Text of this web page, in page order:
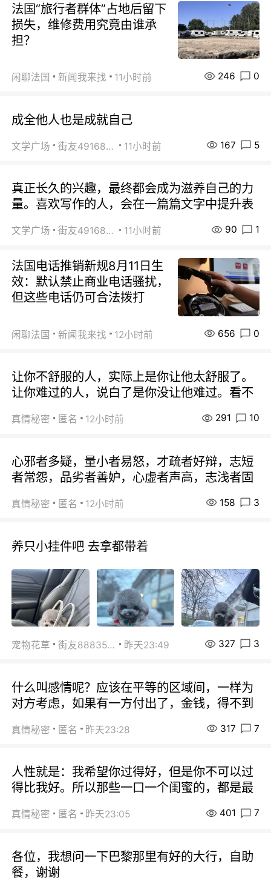
法国“旅行者群体”占地后留下
损失，维修费用究竟由谁承
担？
闲聊法国 新闻我来找 11小时前 246 0
成全他人也是成就自己
文学广场 街友49168527 11小时前 167 5
真正长久的兴趣，最终都会成为滋养自己的力
量。喜欢写作的人，会在一篇篇文字中提升表
文学广场 街友49168527 11小时前 90 1
法国电话推销新规8月11日生
效：默认禁止商业电话骚扰，
但这些电话仍可合法拨打
闲聊法国 新闻我来找 12小时前 656 0
让你不舒服的人，实际上是你让他太舒服了。
让你难过的人，说白了是你没让他难过。看不
真情秘密 匿名 12小时前 291 10
心邪者多疑，量小者易怒，才疏者好辩，志短
者常怨，品劣者善妒，心虚者声高，志浅者固
真情秘密 匿名 12小时前 158 3
养只小挂件吧 去拿都带着
宠物花草 街友88835518 昨天23:49 327 3
什么叫感情呢？应该在平等的区域间，一样为
对方考虑，如果有一方付出了，金钱，得不到
真情秘密 匿名 昨天23:28 317 7
人性就是：我希望你过得好，但是你不可以过
得比我好。所以那些一口一个闺蜜的，都是最
真情秘密 匿名 昨天23:05 401 7
各位，我想问一下巴黎那里有好的大行，自助
餐，谢谢